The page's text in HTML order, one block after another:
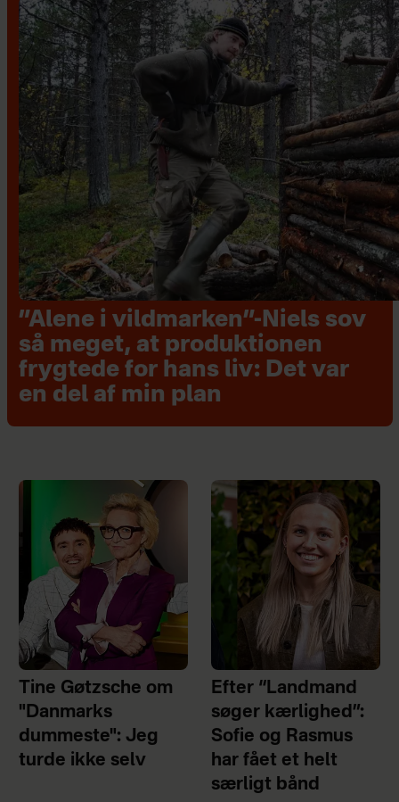
”Alene i vildmarken”-Niels sov
så meget, at produktionen
frygtede for hans liv: Det var
en del af min plan
Tine Gøtzsche om
"Danmarks
dummeste": Jeg
turde ikke selv
Efter “Landmand
søger kærlighed”:
Sofie og Rasmus
har fået et helt
særligt bånd